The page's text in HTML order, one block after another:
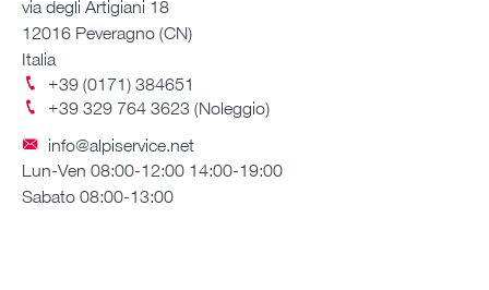
via degli Artigiani 18
12016 Peveragno (CN)
Italia
+39 (0171) 384651
+39 329 764 3623 (Noleggio)
info@alpiservice.net
Lun-Ven 08:00-12:00 14:00-19:00
Sabato 08:00-13:00